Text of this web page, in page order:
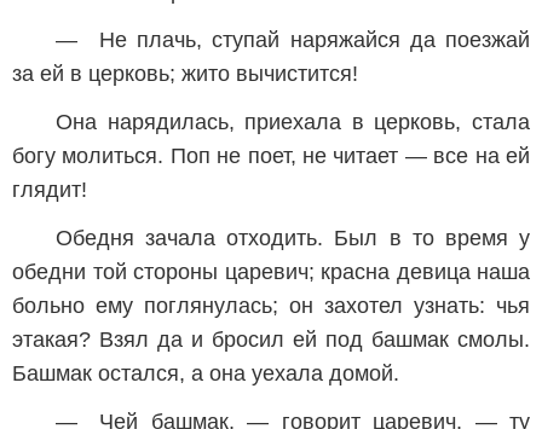
— Не плачь, ступай наряжайся да поезжай
за ей в церковь; жито вычистится!
Она нарядилась, приехала в церковь, стала
богу молиться. Поп не поет, не читает — все на ей
глядит!
Обедня зачала отходить. Был в то время у
обедни той стороны царевич; красна девица наша
больно ему поглянулась; он захотел узнать: чья
этакая? Взял да и бросил ей под башмак смолы.
Башмак остался, а она уехала домой.
— Чей башмак, — говорит царевич, — ту